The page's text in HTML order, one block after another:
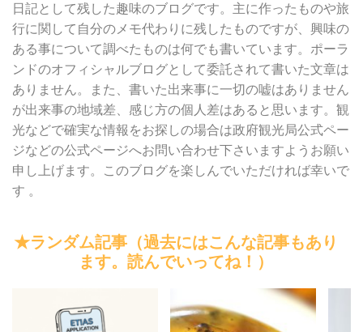
日記として残した趣味のブログです。主に作ったものや旅
行に関して自分のメモ代わりに残したものですが、興味の
ある事について調べたものは何でも書いています。ポーラ
ンドのオフィシャルブログとして委託されて書いた文章は
ありません。また、書いた出来事に一切の嘘はありません
が出来事の地域差、感じ方の個人差はあると思います。観
光などで確実な情報をお探しの場合は政府観光局公式ペー
ジなどの公式ページへお問い合わせ下さいますようお願い
申し上げます。このブログを楽しんでいただければ幸いで
す 。
★ランダム記事（過去にはこんな記事もあり
ます。読んでいってね！）